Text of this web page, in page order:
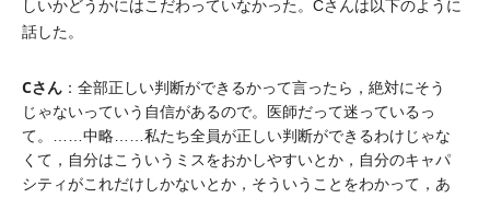
しいかどうかにはこだわっていなかった。Cさんは以下のように
話した。
Cさん ：全部正しい判断ができるかって言ったら，絶対にそう
じゃないっていう自信があるので。医師だって迷っているっ
て。……中略……私たち全員が正しい判断ができるわけじゃな
くて，自分はこういうミスをおかしやすいとか，自分のキャパ
シティがこれだけしかないとか，そういうことをわかって，あ